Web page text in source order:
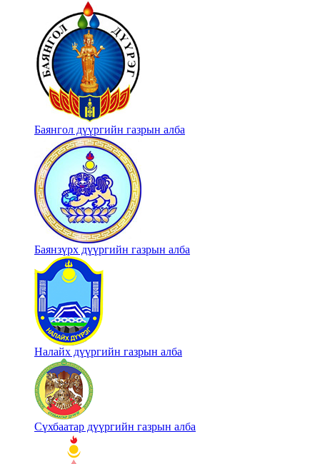
Баянгол дүүргийн газрын алба
Баянзүрх дүүргийн газрын алба
Налайх дүүргийн газрын алба
Сүхбаатар дүүргийн газрын алба